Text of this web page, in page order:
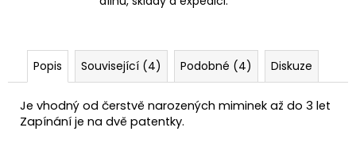
Popis Související (4) Podobné (4) Diskuze
Je vhodný od čerstvě narozených miminek až do 3 let
Zapínání je na dvě patentky.